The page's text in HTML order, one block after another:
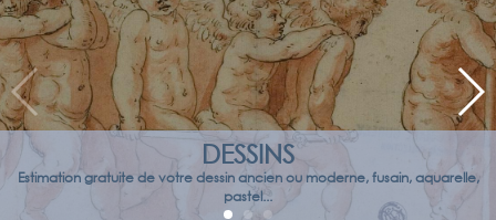
DESSINS
Estimation gratuite de votre dessin ancien ou moderne, fusain, aquarelle,
pastel...